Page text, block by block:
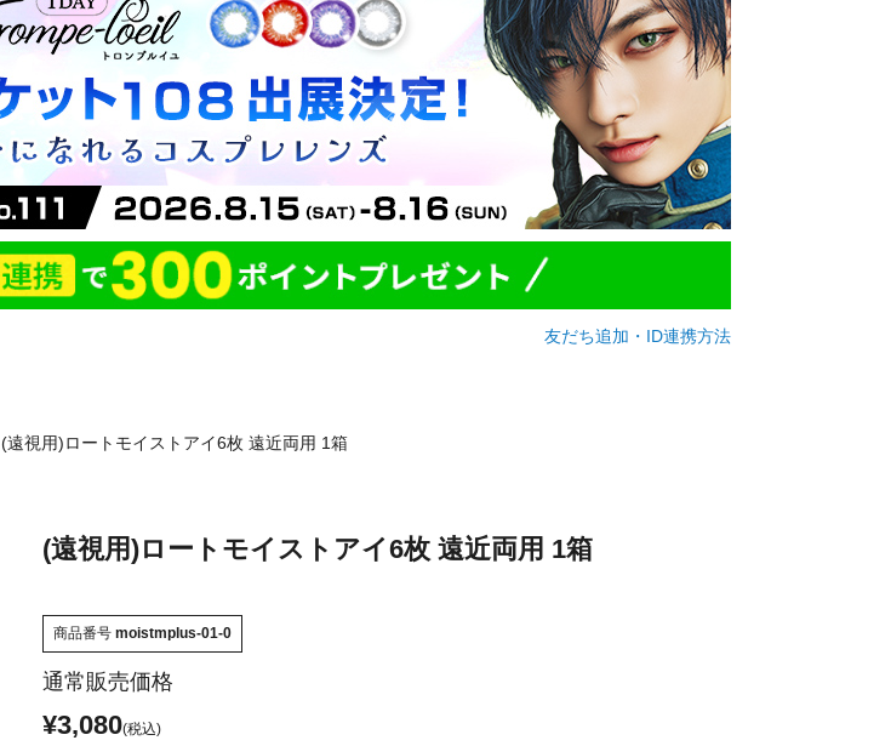
友だち追加・ID連携方法
(遠視用)ロートモイストアイ6枚 遠近両用 1箱
(遠視用)ロートモイストアイ6枚 遠近両用 1箱
商品番号 moistmplus-01-0
通常販売価格
¥3,080